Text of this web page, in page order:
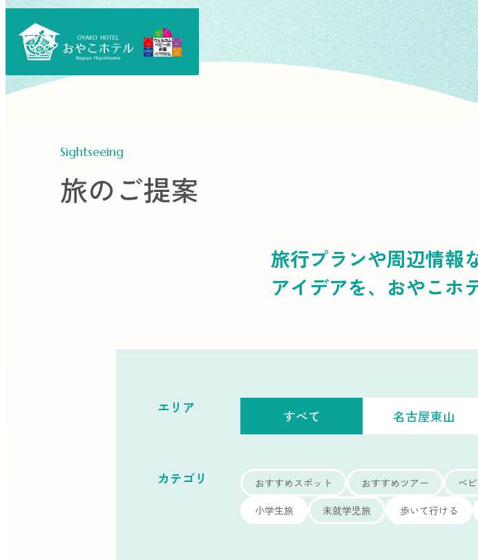
Sightseeing
旅のご提案
旅行プランや周辺情報
アイデアを、 おやこホ
エリア
すべて 名古屋東山
カテゴリ おすすめスポット おすすめツアー ベ
小学生旅
未就学児旅 歩いて行ける